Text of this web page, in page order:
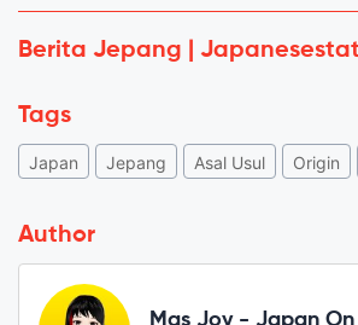
Berita Jepang |
Tags
Japan Jepang Asal Usul Origin
Author
Mas Joy - Japan On